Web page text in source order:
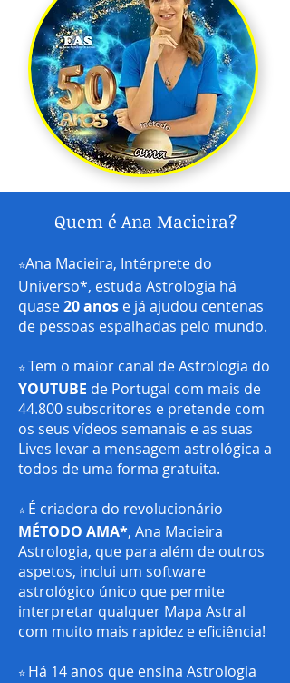
Quem é Ana Macieira?
⭐️Ana Macieira, Intérprete do
Universo*, estuda Astrologia há
quase20 anos e já ajudou centenas
de pessoas espalhadas pelo mundo.
⭐️Tem o maior canal de Astrologia do
YOUTUBE de Portugal com mais de
44.800 subscritores e pretende com
os seus vídeos semanais e as suas
Lives levar a mensagem astrológica a
todos de uma forma gratuita.
⭐️ É criadora do revolucionário
MÉTODO AMA*, Ana Macieira
Astrologia, que para além de outros
aspetos, inclui um software
astrológico único que permite
interpretar qualquer Mapa Astral
com muito mais rapidez e eficiência!
⭐️ Há 14 anos que ensina Astrologia